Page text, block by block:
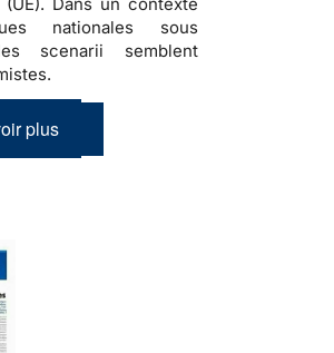
nationales sous
scenarii semblent
plus